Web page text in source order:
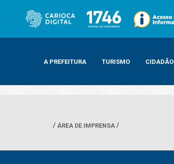
A PREFEITURA TURISMO CIDADÃO
ÁREA DE IMPRENSA